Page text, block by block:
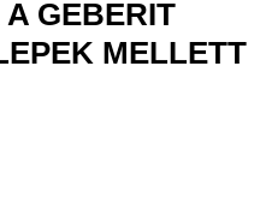
GEBERIT
MELLETT